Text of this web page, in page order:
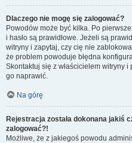
Dlaczego nie mogę się zalogować?
Powodów może być kilka. Po
i hasło są prawidłowe. Jeżeli są
witryny i zapytaj, czy cię nie
że problem powoduje błędna
Skontaktuj się z właścicielem witryny
go naprawić.
Na górę
Rejestracja została dokonana jakiś
zalogować?!
Możliwe, że z jakiegoś powodu